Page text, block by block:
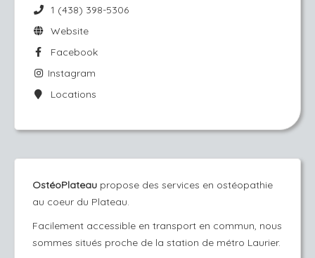
1 (438) 398-5306
Website
Facebook
Instagram
Locations
OstéoPlateau propose des services en ostéopathie
au coeur du Plateau.
Facilement accessible en transport en commun, nous
sommes situés proche de la station de métro Laurier.